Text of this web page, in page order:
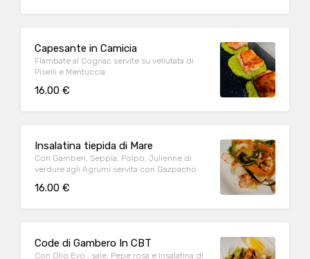
Capesante in Camicia
Flambate al Cognac servite su vellutata di
Piselli e Mentuccia
16.00 €
Insalatina tiepida di Mare
Con Gamberi, Seppia, Polpo, Julienne di
verdure agli Agrumi servita con Gazpacho
16.00 €
Code di Gambero In CBT
Con Olio Evo , sale, Pepe rosa e Insalatina di